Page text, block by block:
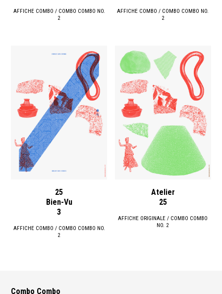
AFFICHE COMBO / COMBO COMBO NO.
2
AFFICHE COMBO / COMBO COMBO NO.
2
25
Bien-Vu
3
AFFICHE COMBO / COMBO COMBO NO.
2
Atelier
25
AFFICHE ORIGINALE / COMBO COMBO
NO. 2
Combo Combo